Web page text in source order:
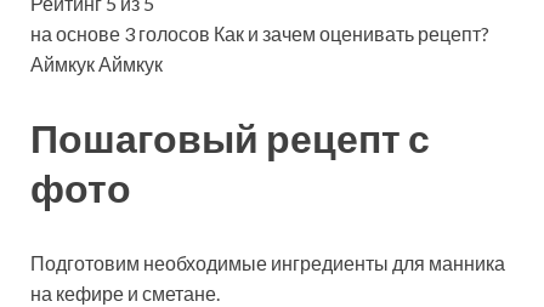
на основе 3 голосов Как и зачем оценивать рецепт?
Аймкук Аймкук
Пошаговый рецепт с
фото
Подготовим необходимые ингредиенты для манника
на кефире и сметане.